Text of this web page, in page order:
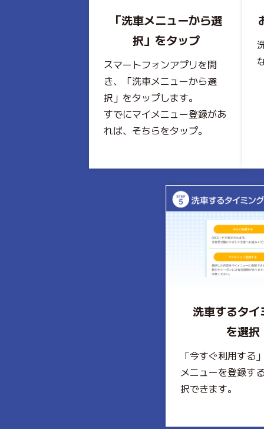
「洗車メニューから選
択」をタップ
スマートフォンアプリを開
き、「洗車メニューから選
択」をタップします。
すでにマイメニュー登録があ
れば、そちらをタップ。
洗車するタイ
を選択
「今すぐ利用する
メニューを登録す
択できます。